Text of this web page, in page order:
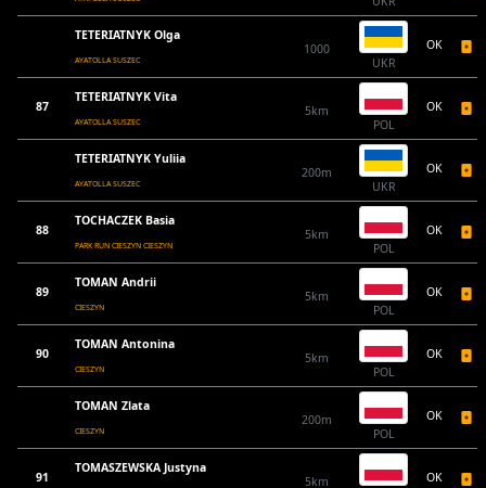
TETERIATNYK Olga
AYATOLLA SUSZEC
1000
UKR
OK
87
TETERIATNYK Vita
AYATOLLA SUSZEC
5km
POL
OK
TETERIATNYK Yuliia
AYATOLLA SUSZEC
200m
UKR
OK
88
TOCHACZEK Basia
PARK RUN CIESZYN CIESZYN
5km
POL
OK
89
TOMAN Andrii
CIESZYN
5km
POL
OK
90
TOMAN Antonina
CIESZYN
5km
POL
OK
TOMAN Zlata
CIESZYN
200m
POL
OK
91
TOMASZEWSKA Justyna
5km
OK